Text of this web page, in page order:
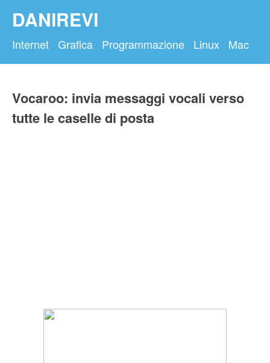
DANIREVI
Internet Grafica Programmazione Linux Mac
Vocaroo: invia messaggi vocali verso
tutte le caselle di posta